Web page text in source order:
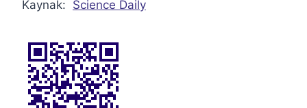
Kaynak: Science Daily